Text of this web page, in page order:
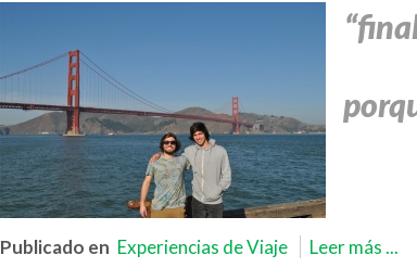
Publicado en Experiencias de Viaje Leer más ...